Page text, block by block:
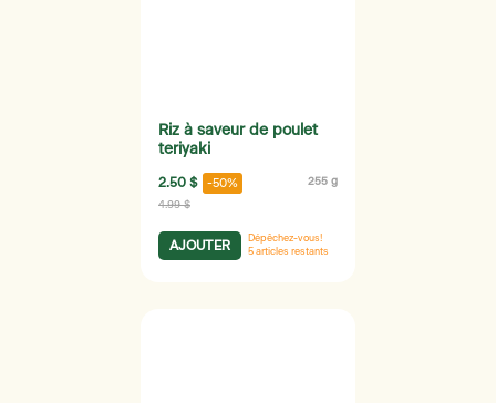
Riz à saveur de poulet
teriyaki
2.50 $ -50% 255 g
4.99 $
AJOUTER
Dépêchez-vous!
5 articles restants